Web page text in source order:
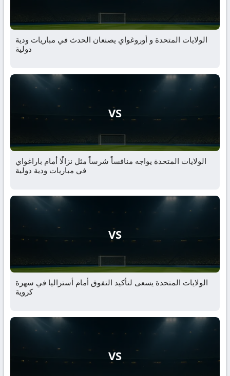
الولايات المتحدة و أوروغواي يصنعان الحدث في مباريات ودية
دولية
VS
الولايات المتحدة يواجه منافساً شرساً مثل نزالًا أمام باراغواي
في مباريات ودية دولية
VS
الولايات المتحدة يسعى لتأكيد التفوق أمام أستراليا في سهرة
كروية
VS